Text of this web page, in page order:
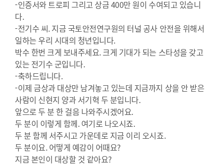
-인증서와 트로피 그리고 상금 400만 원이 수여되고 있습니
다.
-전기수 씨. 지금 국토안전연구원의 터널 공사 안전을 위해서
일하는 우리 시대의 청년입니다.
박수 한번 크게 보내주세요. 크게 기대가 되는 스타성을 갖고
있는 전기수 군입니다.
-축하드립니다.
-이제 금상과 대상만 남겨놓고 있는데 지금까지 상을 안 받은
사람이 신현지 양과 서기혁 두 분입니다.
앞으로 두 분 한 걸음 나와주시겠어요.
두 분이 이렇게 함께. 여기로 나오시죠.
두 분 함께 서주시고 가운데로 지금 이리 오시죠.
두 분이요. 어떻게 예감이 어때요?
지금 본인이 대상할 것 같아요?